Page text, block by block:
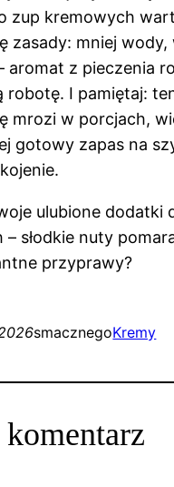
zup kremowych
zasady: mniej wody,
aromat z pieczenia
robotę. I pamiętaj:
mrozi w porcjach,
gotowy zapas na
ulubione dodatki
– słodkie nuty
przyprawy?
smacznegoKremy